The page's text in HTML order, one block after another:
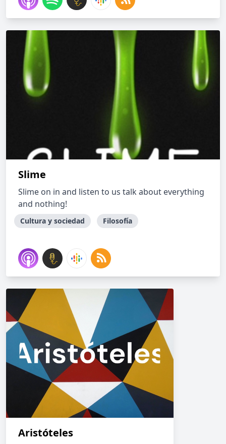
Slime
Slime on in and listen to us talk about everything
and nothing!
Cultura y sociedad Filosofía
Aristóteles